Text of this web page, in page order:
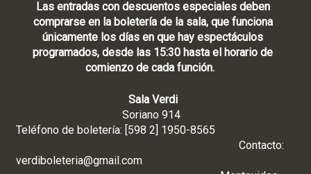
Las entradas con descuentos especiales deben
comprarse en la boletería de la sala, que funciona
únicamente los días en que hay espectáculos
programados, desde las 15:30 hasta el horario de
comienzo de cada función.
Sala Verdi
Soriano 914
Teléfono de boletería: [598 2] 1950-8565
Contacto:
verdiboleteria@gmail.com